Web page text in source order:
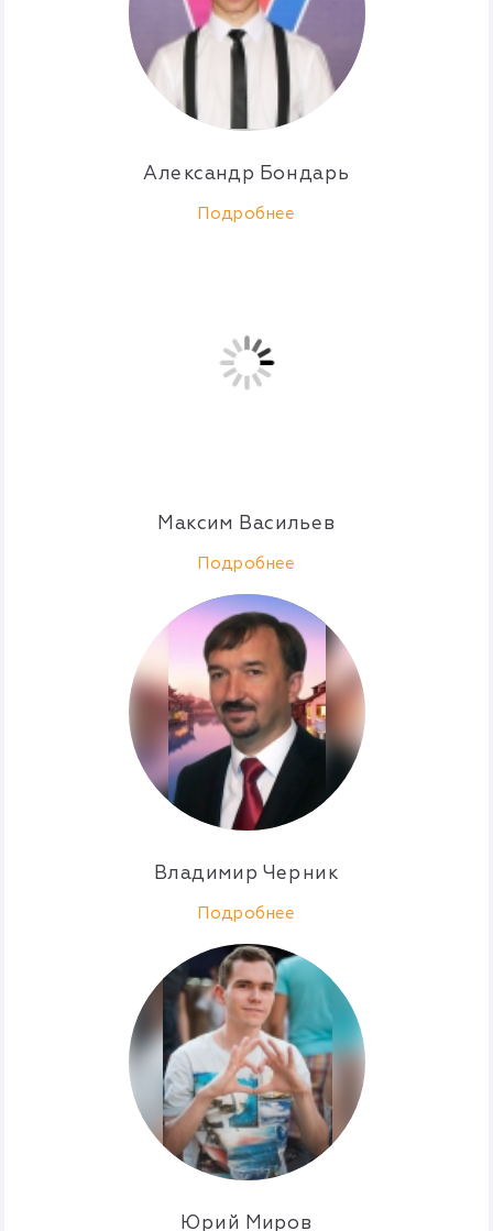
Александр Бондарь
Подробнее
Максим Васильев
Подробнее
Владимир Черник
Подробнее
Юрий Миров